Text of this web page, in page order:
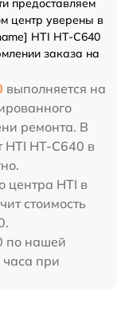
предоставляем
центр уверены в
HTI HT-C640
заказа на
выполняется на
ремонта. В
HTI HT-C640 в
центра HTI в
стоимость
по нашей
часа при